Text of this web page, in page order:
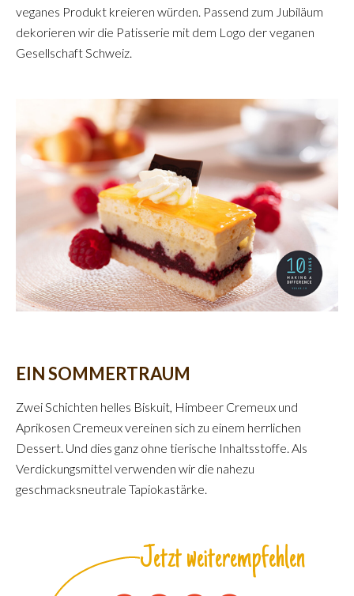
veganes Produkt kreieren würden. Passend zum Jubiläum
dekorieren wir die Patisserie mit dem Logo der veganen
Gesellschaft Schweiz.
EIN SOMMERTRAUM
Zwei Schichten helles Biskuit, Himbeer Cremeux und
Aprikosen Cremeux vereinen sich zu einem herrlichen
Dessert. Und dies ganz ohne tierische Inhaltsstoffe. Als
Verdickungsmittel verwenden wir die nahezu
geschmacksneutrale Tapiokastärke.
Jetzt weiterempfehlen